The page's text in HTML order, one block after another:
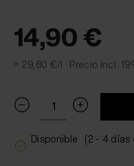
14,90 €
= 29,80 €/l · Precio incl.
Disponible (2 - 4 días